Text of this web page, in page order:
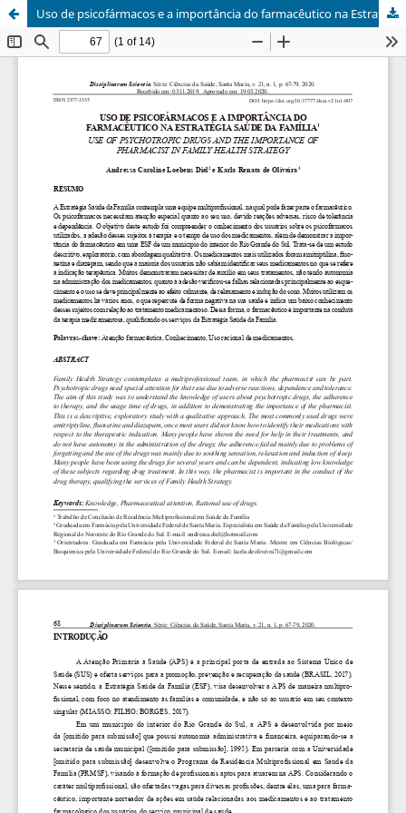
Uso de psicofármacos e a importância do farmacêutico na Estratégia Saúde da Família